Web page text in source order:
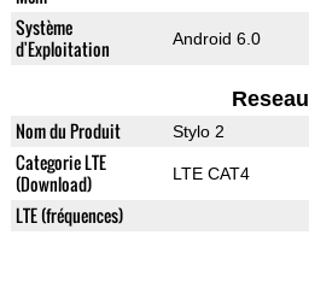
Système
d'Exploitation
Android 6.0
Reseau
Nom du Produit Stylo 2
Categorie LTE
(Download)
LTE CAT4
LTE (fréquences)